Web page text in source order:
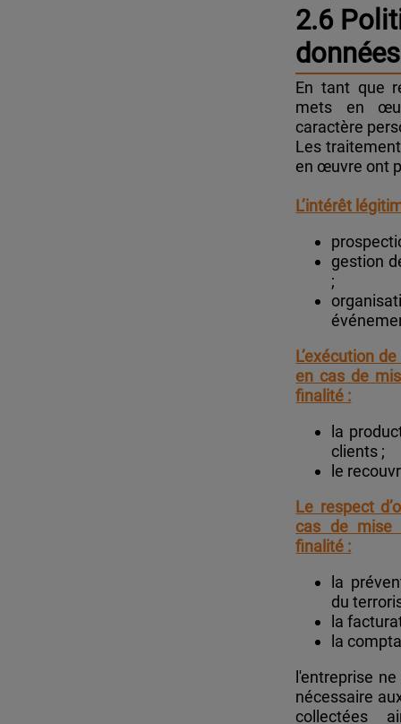
2.6
données
En tant que
mets en
caractère
Les
en œuvre ont
L’intérêt
gestion
;
L’exécution
en cas de
finalité :
la
clients ;
le
Le respect
cas de mise
finalité :
la
du
la
la
l'entreprise
nécessaire
collectées